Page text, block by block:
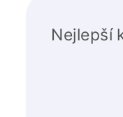
Nejlepší